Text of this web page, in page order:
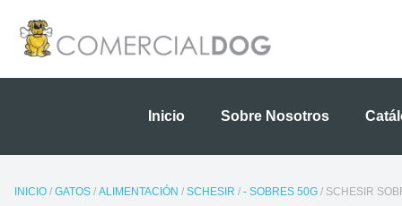
contenido
Inicio Sobre Nosotros
INICIO / GATOS / ALIMENTACIÓN / SCHESIR / - SOBRES 50G / SCHESIR